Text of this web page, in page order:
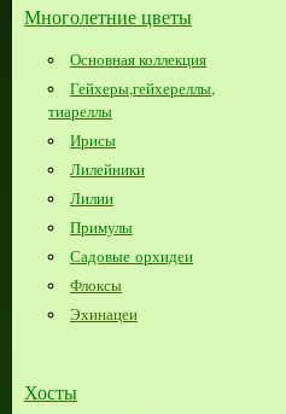
Многолетние цветы
Основная коллекция
Гейхеры,гейхереллы,
тиареллы
Ирисы
Лилейники
Лилии
Примулы
Садовые орхидеи
Флоксы
Эхинацеи
Хосты